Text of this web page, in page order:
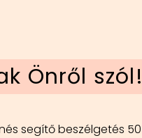
Önről szól!
segítő beszélgetés